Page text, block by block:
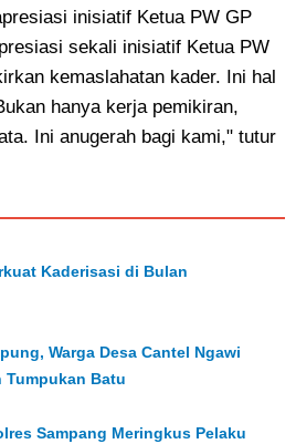
inisiatif Ketua PW GP
sekali inisiatif Ketua PW
kemaslahatan kader. Ini hal
hanya kerja pemikiran,
Ini anugerah bagi kami," tutur
Kaderisasi di Bulan
Warga Desa Cantel Ngawi
Tumpukan Batu
Sampang Meringkus Pelaku